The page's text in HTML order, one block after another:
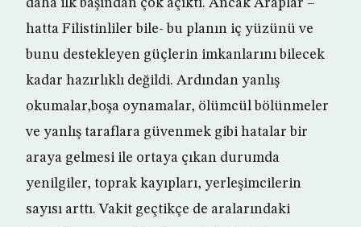
daha ilk başından çok açıktı. Ancak Araplar –
hatta Filistinliler bile- bu planın iç yüzünü ve
bunu destekleyen güçlerin imkanlarını bilecek
kadar hazırlıklı değildi. Ardından yanlış
okumalar,boşa oynamalar, ölümcül bölünmeler
ve yanlış taraflara güvenmek gibi hatalar bir
araya gelmesi ile ortaya çıkan durumda
yenilgiler, toprak kayıpları, yerleşimcilerin
sayısı arttı. Vakit geçtikçe de aralarındaki